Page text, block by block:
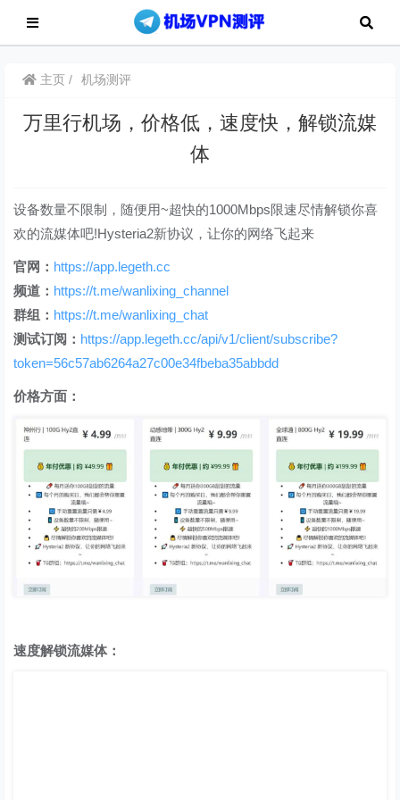
主页 机场测评
万里行机场，价格低，速度快，解锁流媒
体
设备数量不限制，随便用~超快的1000Mbps限速尽情解锁你喜
欢的流媒体吧!Hysteria2新协议，让你的网络飞起来
官网： https://app.legeth.cc
频道： https://t.me/wanlixing_channel
群组： https://t.me/wanlixing_chat
测试订阅： https://app.legeth.cc/api/v1/client/subscribe?
token=56c57ab6264a27c00e34fbeba35abbdd
价格方面：
速度解锁流媒体：